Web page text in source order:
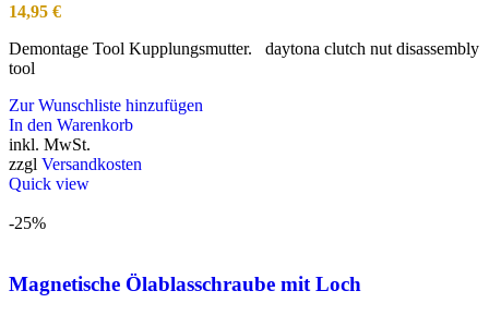
14,95 €
Demontage Tool Kupplungsmutter. daytona clutch nut disassembly
tool
Zur Wunschliste hinzufügen
In den Warenkorb
inkl. MwSt.
zzgl Versandkosten
Quick view
-25%
Magnetische Ölablasschraube mit Loch